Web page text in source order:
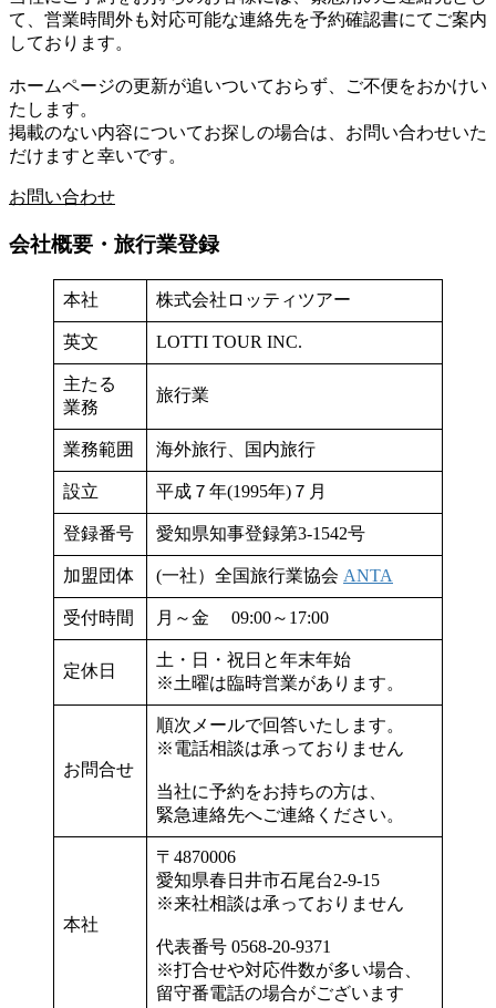
て、営業時間外も対応可能な連絡先を予約確認書にてご案内
しております。
ホームページの更新が追いついておらず、ご不便をおかけい
たします。
掲載のない内容についてお探しの場合は、お問い合わせいた
だけますと幸いです。
お問い合わせ
会社概要・旅行業登録
本社 株式会社ロッティツアー
英文 LOTTI TOUR INC.
主たる
業務
旅行業
業務範囲 海外旅行、国内旅行
設立 平成７年(1995年)７月
登録番号 愛知県知事登録第3-1542号
加盟団体 (一社）全国旅行業協会 ANTA
受付時間 月～金 09:00～17:00
定休日
土・日・祝日と年末年始
※土曜は臨時営業があります。
お問合せ
順次メールで回答いたします。
※電話相談は承っておりません
当社に予約をお持ちの方は、
緊急連絡先へご連絡ください。
本社
〒4870006
愛知県春日井市石尾台2-9-15
※来社相談は承っておりません
代表番号 0568-20-9371
※打合せや対応件数が多い場合、
留守番電話の場合がございます